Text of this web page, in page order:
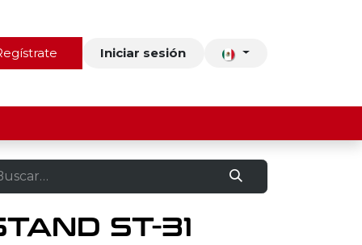
Contacto Iniciar sesión
ST-31